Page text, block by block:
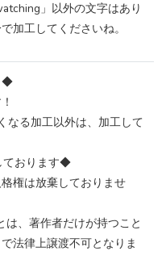
」以外の文字はあり
加工してくださいね。
◆
なる加工以外は、加工して
おります◆
権は放棄しておりませ
、著作者だけが持つこと
法律上譲渡不可となりま